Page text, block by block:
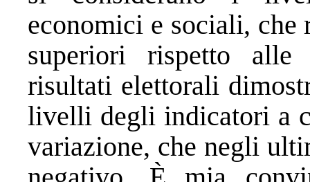
economici e sociali, che
superiori rispetto
risultati elettorali
livelli degli indicatori a
variazione, che negli